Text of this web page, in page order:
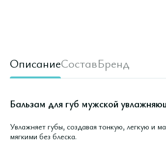
ОписаниеСоставБренд
Бальзам для губ мужской
Увлажняет губы, создавая тонкую, легкую и
мягкими без блеска.